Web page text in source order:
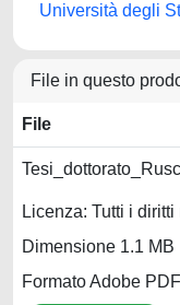
Università degli
File in questo
File
Licenza: Tutti i diritti
Dimensione 1.1 MB
Formato Adobe PDF